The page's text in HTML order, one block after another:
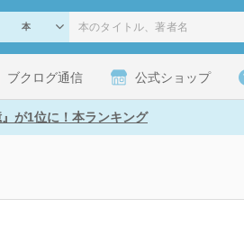
ブクログ通信 公式ショップ
』が1位に！本ランキング